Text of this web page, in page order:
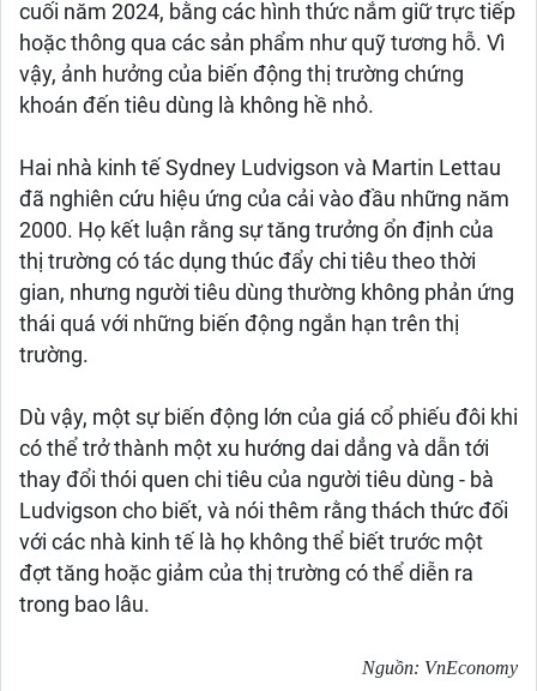
cuối năm 2024, bằng các hình thức nắm giữ trực tiếp
hoặc thông qua các sản phẩm như quỹ tương hỗ. Vì
vậy, ảnh hưởng của biến động thị trường chứng
khoán đến tiêu dùng là không hề nhỏ.
Hai nhà kinh tế Sydney Ludvigson và Martin Lettau
đã nghiên cứu hiệu ứng của cải vào đầu những năm
2000. Họ kết luận rằng sự tăng trưởng ổn định của
thị trường có tác dụng thúc đẩy chi tiêu theo thời
gian, nhưng người tiêu dùng thường không phản ứng
thái quá với những biến động ngắn hạn trên thị
trường.
Dù vậy, một sự biến động lớn của giá cổ phiếu đôi khi
có thể trở thành một xu hướng dai dẳng và dẫn tới
thay đổi thói quen chi tiêu của người tiêu dùng - bà
Ludvigson cho biết, và nói thêm rằng thách thức đối
với các nhà kinh tế là họ không thể biết trước một
đợt tăng hoặc giảm của thị trường có thể diễn ra
trong bao lâu.
Nguồn: VnEconomy